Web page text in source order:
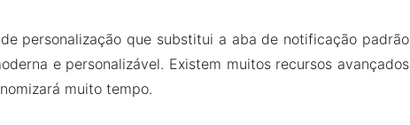
personalização que substitui a aba de notificação padrão
e personalizável. Existem muitos recursos avançados
muito tempo.